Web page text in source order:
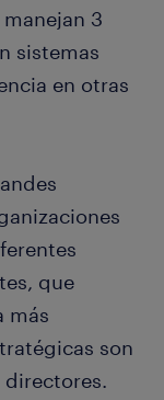
3
sistemas
en otras
que
más
son
directores.